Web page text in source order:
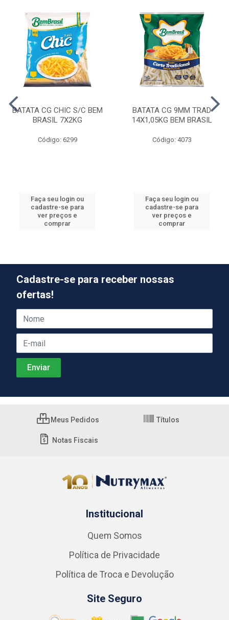
BATATA CG CHIC S/C BEM
BRASIL 7X2KG
Código: 6299
Faça seu login ou
cadastre-se para
ver preços e
comprar
BATATA CG 9MM TRAD
14X1,05KG BEM BRASIL
Código: 4073
Faça seu login ou
cadastre-se para
ver preços e
comprar
Cadastre-se para receber nossas
ofertas!
Meus Pedidos Títulos
Notas Fiscais
Institucional
Quem Somos
Política de Privacidade
Política de Troca e Devolução
Site Seguro